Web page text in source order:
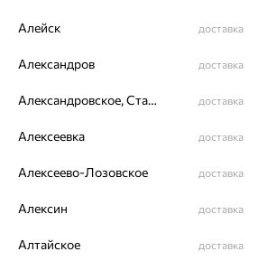
Купить
4 платежа по 3 052 с помощью
Нужна помощь
Вес:1.24 — 1.28
Алейск доставка
Александров доставка
Александровское, Ставропольский край доставка
Алексеевка доставка
Алексеево-Лозовское доставка
Алексин доставка
Алтайское доставка